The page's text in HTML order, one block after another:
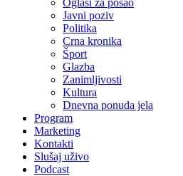
Oglasi za posao
Javni poziv
Politika
Crna kronika
Šport
Glazba
Zanimljivosti
Kultura
Dnevna ponuda jela
Program
Marketing
Kontakti
Slušaj uživo
Podcast